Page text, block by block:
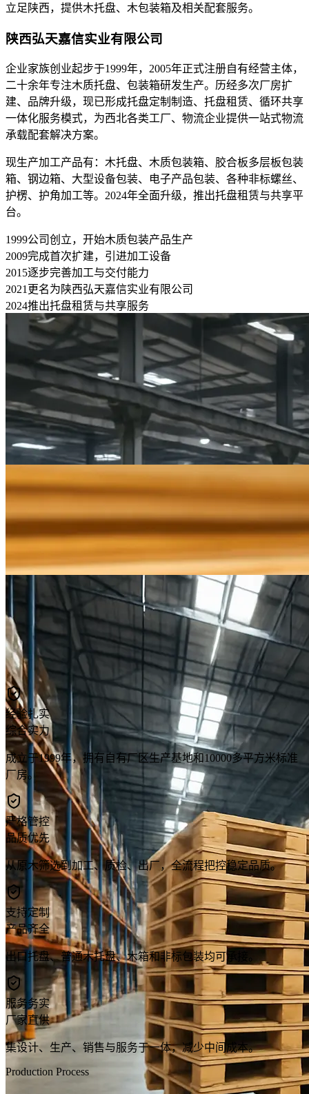
立足陕西，提供木托盘、木包装箱及相关配套服务。
陕西弘天嘉信实业有限公司
企业家族创业起步于1999年，2005年正式注册自有经营主体，
二十余年专注木质托盘、包装箱研发生产。历经多次厂房扩
建、品牌升级，现已形成托盘定制制造、托盘租赁、循环共享
一体化服务模式，为西北各类工厂、物流企业提供一站式物流
承载配套解决方案。
现生产加工产品有：木托盘、木质包装箱、胶合板多层板包装
箱、钢边箱、大型设备包装、电子产品包装、各种非标螺丝、
护楞、护角加工等。2024年全面升级，推出托盘租赁与共享平
台。
1999公司创立，开始木质包装产品生产
2009完成首次扩建，引进加工设备
2015逐步完善加工与交付能力
2021 更名为陕西弘天嘉信实业有限公司
2024推出托盘租赁与共享服务
经验扎实
综合实力
成立于1999年，拥有自有厂区生产基地和10000多平方米标准
厂房。
严格管控
品质优先
从原木筛选到加工、质检、出厂，全流程把控稳定品质。
支持定制
产品齐全
出口托盘、普通木托盘、木箱和非标包装均可承接。
服务务实
厂家直供
集设计、生产、销售与服务于一体，减少中间成本。
Production Process